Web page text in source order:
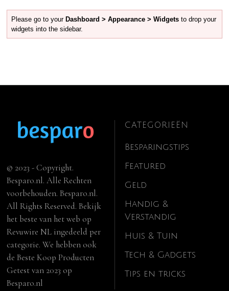
Please go to your Dashboard > Appearance > Widgets to drop your
widgets into the sidebar.
© 2023 - Copyright.
Besparo.nl. Alle Rechten
voorbehouden. Besparo.nl.
All Rights Reserved. Bekijk
het beste van het web op
Revuwire NL ingedeeld per
categorie. We hebben ook
deBeste Koop Producten
Getest van 2023 op
Besparo.nl
CATEGORIEËN
Besparingstips
Featured
Geld
Handig &
Verstandig
Huis & Tuin
Tech & Gadgets
Tips en tricks